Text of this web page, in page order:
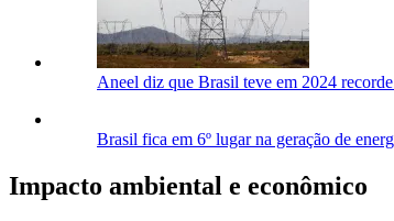
Aneel diz que Brasil teve em 2024
Brasil fica em 6º lugar na geração de
Impacto ambiental e econômico